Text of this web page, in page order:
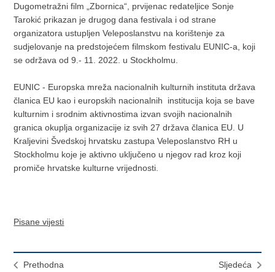
Dugometražni film „Zbornica“, prvijenac redateljice Sonje
Tarokić prikazan je drugog dana festivala i od strane
organizatora ustupljen Veleposlanstvu na korištenje za
sudjelovanje na predstojećem filmskom festivalu EUNIC-a, koji
se održava od 9.- 11. 2022. u Stockholmu.
EUNIC - Europska mreža nacionalnih kulturnih instituta država
članica EU kao i europskih nacionalnih institucija koja se bave
kulturnim i srodnim aktivnostima izvan svojih nacionalnih
granica okuplja organizacije iz svih 27 država članica EU. U
Kraljevini Švedskoj hrvatsku zastupa Veleposlanstvo RH u
Stockholmu koje je aktivno uključeno u njegov rad kroz koji
promiče hrvatske kulturne vrijednosti.
Pisane vijesti
Prethodna
Sljedeća